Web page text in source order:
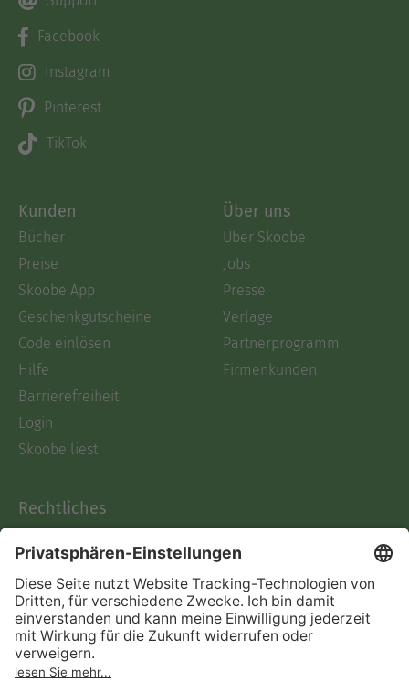
Facebook
Instagram
Pinterest
TikTok
Kunden
Bücher
Preise
Skoobe App
Geschenkgutscheine
Code einlösen
Hilfe
Barrierefreiheit
Login
Skoobe liest
Über uns
Über Skoobe
Jobs
Presse
Verlage
Partnerprogramm
Firmenkunden
Rechtliches
AGB
Informationen nach Data
Act
Verträge hier kündigen
Impressum